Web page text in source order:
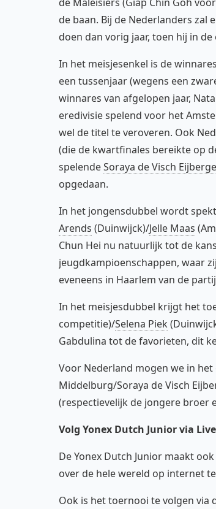
de baan. Bij de Nederlanders zal
doen dan vorig jaar, toen hij in
In het meisjesenkel is de
een tussenjaar (wegens een
winnares van afgelopen jaar,
eredivisie spelend voor het
wel de titel te veroveren. Ook
(die de kwartfinales bereikte op
spelendeSoraya de Visch
opgedaan.
In het jongensdubbel wordt
Arends (Duinwijck)/Jelle Maas
Chun Hei nu natuurlijk tot de
jeugdkampioenschappen, waar
eveneens in Haarlem van de
In het meisjesdubbel krijgt het
competitie)/Selena Piek
Gabdulina tot de favorieten, dit
Voor Nederland mogen we in
Middelburg/Soraya de Visch
(respectievelijk de jongere broer
Volg Yonex Dutch Junior via
De Yonex Dutch Junior maakt
over de hele wereld op internet
Ook is het toernooi te volgen via